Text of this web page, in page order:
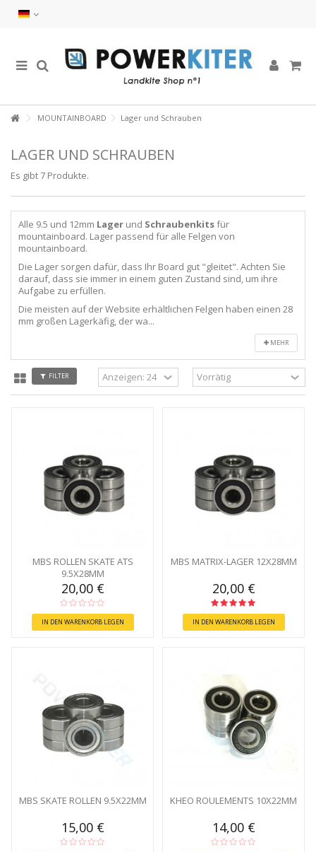
MOUNTAINBOARD Lager und Schrauben
LAGER UND SCHRAUBEN
Es gibt 7 Produkte.
Alle 9.5 und 12mm Lager und Schraubenkitsfür
mountainboard. Lager passend für alle Felgen von
mountainboard.
Die Lager sorgen dafür, dass Ihr Board gut "gleitet". Achten Sie
darauf, dass sie immer in einem guten Zustand sind, um ihre
Aufgabe zu erfüllen.
Die meisten auf der Website erhältlichen Felgen haben einen 28
mm großen Lagerkäfig, der wa...
MEHR
FILTER
MBS ROLLEN SKATE ATS
9.5X28MM
20,00 €
IN DEN WARENKORB LEGEN
MBS MATRIX-LAGER 12X28MM
20,00 €
IN DEN WARENKORB LEGEN
MBS SKATE ROLLEN 9.5X22MM
15,00 €
KHEO ROULEMENTS 10X22MM
14,00 €